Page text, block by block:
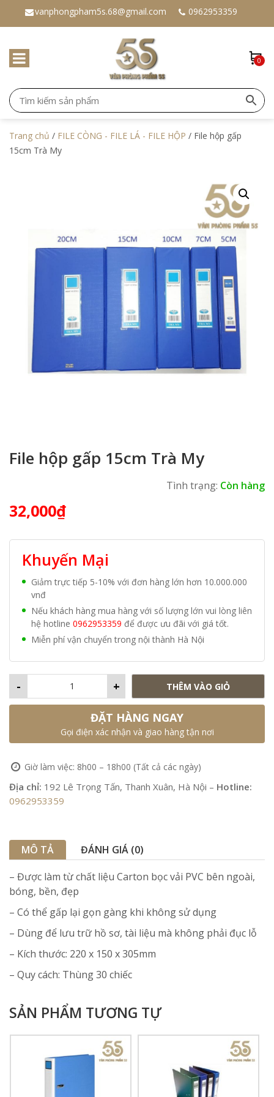
vanphongpham5s.68@gmail.com 0962953359
0
Trang chủ / FILE CÒNG - FILE LÁ - FILE HỘP / File hộp gấp
15cm Trà My
File hộp gấp 15cm Trà My
Tình trạng: Còn hàng
32,000₫
Khuyến Mại
Giảm trực tiếp 5-10% với đơn hàng lớn hơn 10.000.000
vnđ
Nếu khách hàng mua hàng với số lượng lớn vui lòng liên
hệ hotline 0962953359 để được ưu đãi với giá tốt.
Miễn phí vận chuyển trong nội thành Hà Nội
+
- THÊM VÀO GIỎ
ĐẶT HÀNG NGAY
Gọi điện xác nhận và giao hàng tận nơi
Giờ làm việc: 8h00 – 18h00 (Tất cả các ngày)
Địa chỉ: 192 Lê Trọng Tấn, Thanh Xuân, Hà Nội – Hotline:
0962953359
MÔ TẢ
ĐÁNH GIÁ (0)
– Được làm từ chất liệu Carton bọc vải PVC bên ngoài,
bóng, bền, đẹp
– Có thể gấp lại gọn gàng khi không sử dụng
– Dùng để lưu trữ hồ sơ, tài liệu mà không phải đục lỗ
– Kích thước: 220 x 150 x 305mm
– Quy cách: Thùng 30 chiếc
SẢN PHẨM TƯƠNG TỰ